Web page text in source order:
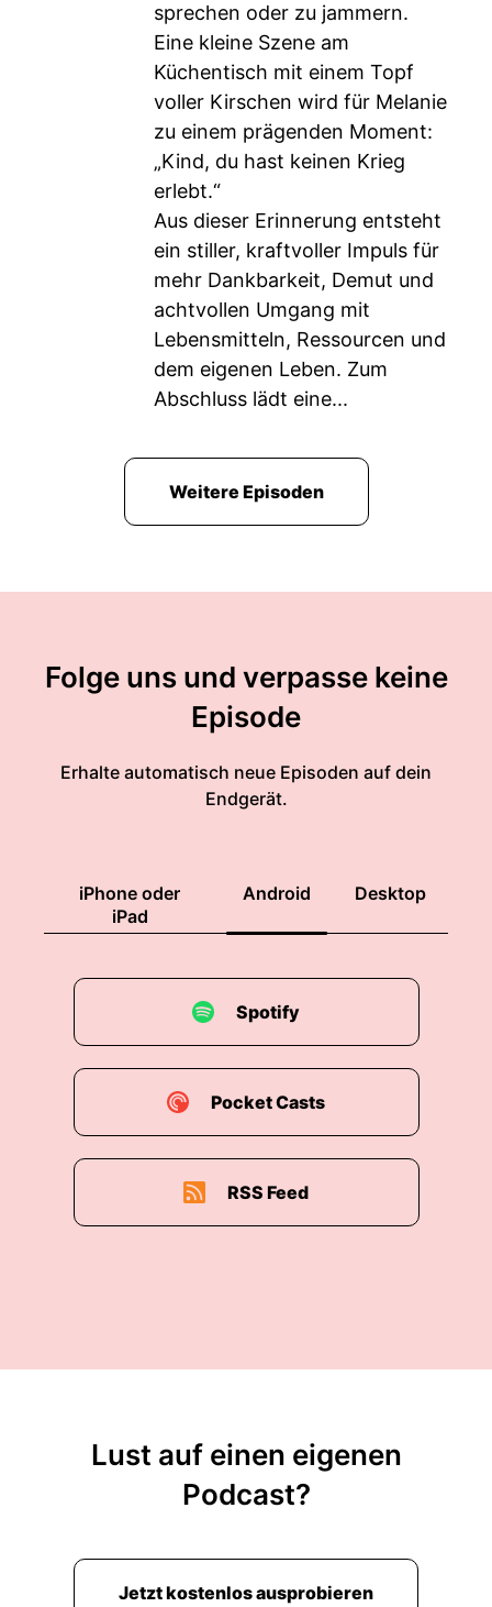
sprechen oder zu jammern.
Eine kleine Szene am
Küchentisch mit einem Topf
voller Kirschen wird für Melanie
zu einem prägenden Moment:
„Kind, du hast keinen Krieg
erlebt.“
Aus dieser Erinnerung entsteht
ein stiller, kraftvoller Impuls für
mehr Dankbarkeit, Demut und
achtvollen Umgang mit
Lebensmitteln, Ressourcen und
dem eigenen Leben. Zum
Abschluss lädt eine...
Weitere Episoden
Folge uns und verpasse keine
Episode
Erhalte automatisch neue Episoden auf dein
Endgerät.
iPhone oder
iPad
Android Desktop
Spotify
Pocket Casts
RSS Feed
Lust auf einen eigenen
Podcast?
Jetzt kostenlos ausprobieren